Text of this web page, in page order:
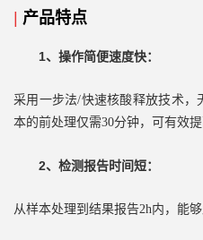
产品特点
1、操作简便速度快：
采用一步法/快速核酸释放技术，
本的前处理仅需30分钟，可有效提
2、检测报告时间短：
从样本处理到结果报告2h内，能